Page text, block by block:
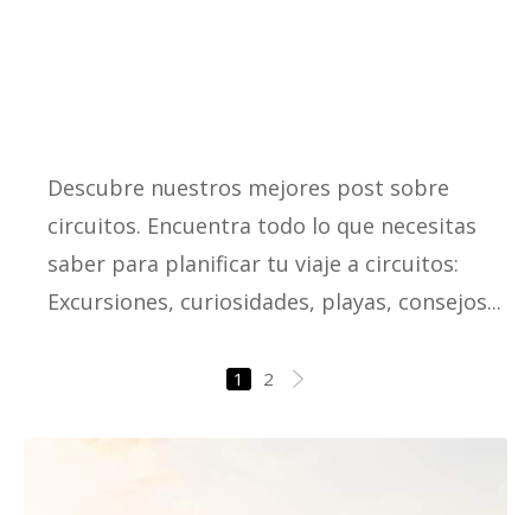
Descubre nuestros mejores post sobre
circuitos. Encuentra todo lo que necesitas
saber para planificar tu viaje a circuitos:
Excursiones, curiosidades, playas, consejos...
1 2